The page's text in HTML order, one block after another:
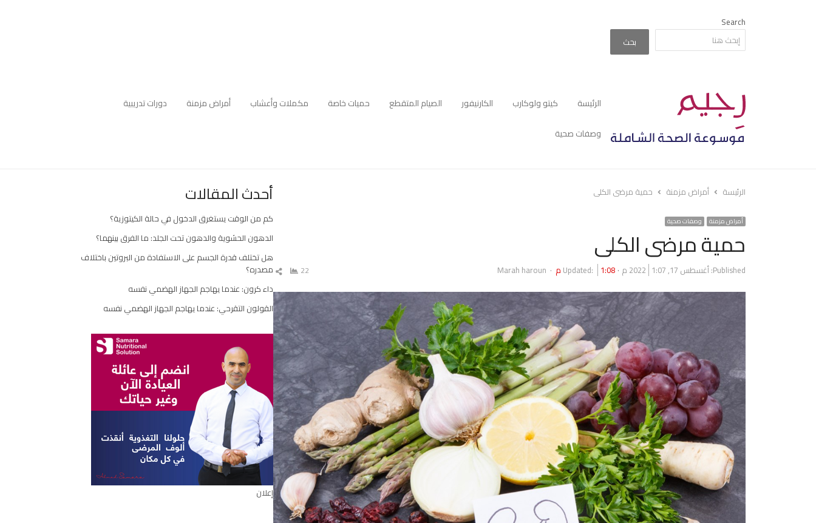
Search
بحث
الرئيسة كيتو ولوكارب الكارنيفور الصيام المتقطع حميات خاصة مكملات وأعشاب أمراض مزمنة
دورات تدريبية
وصفات صحية
الرئيسة أمراض مزمنة حمية مرضى الكلى
أمراض مزمنة وصفات صحية
حمية مرضى الكلى
Published: أغسطس 17, 2022 1:07 م Updated: 1:08 م Author
Marah haroun
22
شارك
المقال
أحدث المقالات
كم من الوقت يستغرق الدخول في حالة الكيتوزية؟
الدهون الحشوية والدهون تحت الجلد: ما الفرق بينهما؟
هل تختلف قدرة الجسم على الاستفادة من البروتين باختلاف
مصدره؟
داء كرون: عندما يهاجم الجهاز الهضمي نفسه
القولون التقرحي: عندما يهاجم الجهاز الهضمي نفسه
إعلان